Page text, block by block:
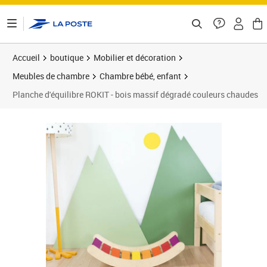
Accueil boutique
Mobilier et décoration
Meubles de chambre
Chambre bébé, enfant
Planche d'équilibre ROKIT - bois massif dégradé couleurs chaudes